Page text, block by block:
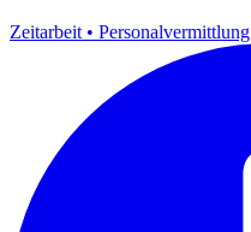
Zeitarbeit • Personalvermittlung